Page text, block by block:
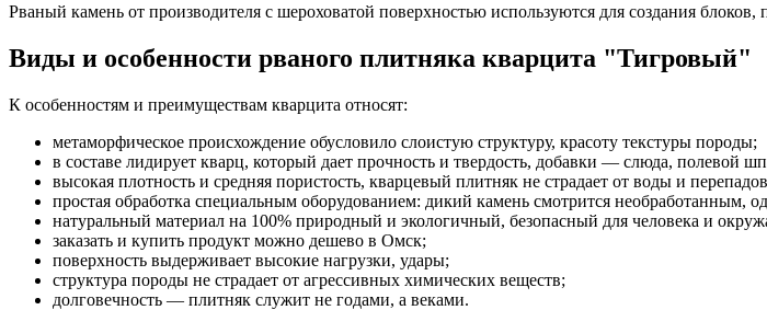
Рваный камень от производителя с шероховатой поверхностью используются для создания блоков,
Виды и особенности рваного плитняка кварцита "Тигровый"
К особенностям и преимуществам кварцита относят:
метаморфическое происхождение обусловило слоистую структуру, красоту текстуры породы;
в составе лидирует кварц, который дает прочность и твердость, добавки — слюда, полевой
высокая плотность и средняя пористость, кварцевый плитняк не страдает от воды и
простая обработка специальным оборудованием: дикий камень смотрится необработанным,
натуральный материал на 100% природный и экологичный, безопасный для человека и
заказать и купить продукт можно дешево в Омск;
поверхность выдерживает высокие нагрузки, удары;
структура породы не страдает от агрессивных химических веществ;
долговечность — плитняк служит не годами, а веками.